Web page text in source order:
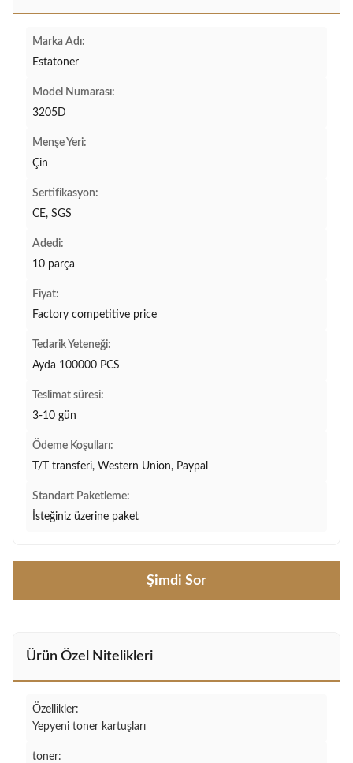
Marka Adı:
Estatoner
Model Numarası:
3205D
Menşe Yeri:
Çin
Sertifikasyon:
CE, SGS
Adedi:
10 parça
Fiyat:
Factory competitive price
Tedarik Yeteneği:
Ayda 100000 PCS
Teslimat süresi:
3-10 gün
Ödeme Koşulları:
T/T transferi, Western Union, Paypal
Standart Paketleme:
İsteğiniz üzerine paket
Şimdi Sor
Ürün Özel Nitelikleri
Özellikler:
Yepyeni toner kartuşları
toner: